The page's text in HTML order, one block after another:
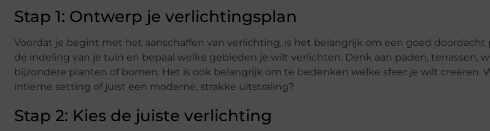
Stap 1: Ontwerp je verlichtingsplan
Voordat je begint met het aanschaffen van verlichting, is het belangrijk om een goed doordacht
de indeling van je tuin en bepaal welke gebieden je wilt verlichten. Denk aan paden, terrassen,
bijzondere planten of bomen. Het is ook belangrijk om te bedenken welke sfeer je wilt creëren.
intieme setting of juist een moderne, strakke uitstraling?
Stap 2: Kies de juiste verlichting